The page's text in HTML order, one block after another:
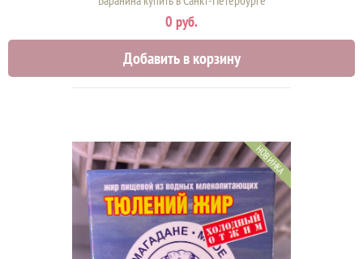
0 руб.
Добавить в корзину
НОВИНКА